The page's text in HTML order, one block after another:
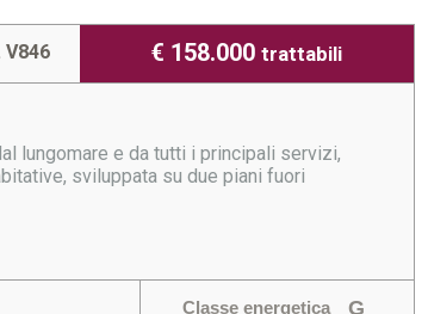
€ 158.000trattabili
V846
lungomare e da tutti i principali servizi,
sviluppata su due piani fuori
Classe energetica G